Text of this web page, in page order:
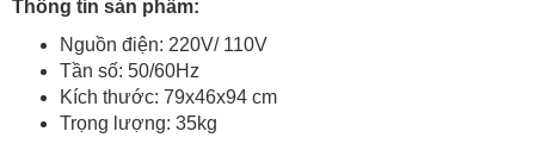
Thông tin sản phẩm:
Nguồn điện: 220V/ 110V
Tần số: 50/60Hz
Kích thước: 79x46x94 cm
Trọng lượng: 35kg